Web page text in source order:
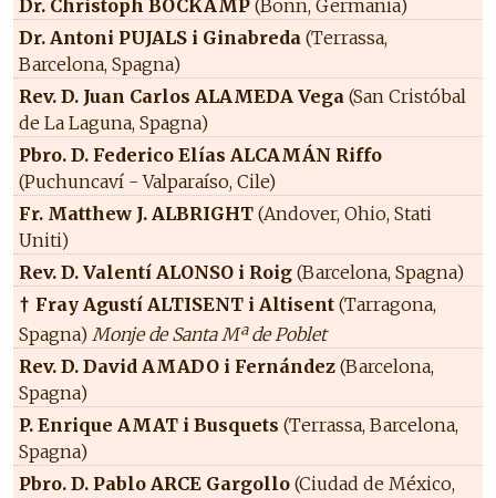
Dr. Christoph BOCKAMP (Bonn, Germania)
Dr. Antoni PUJALS i Ginabreda (Terrassa,
Barcelona, Spagna)
Rev. D. Juan Carlos ALAMEDA Vega (San Cristóbal
de La Laguna, Spagna)
Pbro. D. Federico Elías ALCAMÁN Riffo
(Puchuncaví - Valparaíso, Cile)
Fr. Matthew J. ALBRIGHT (Andover, Ohio, Stati
Uniti)
Rev. D. Valentí ALONSO i Roig (Barcelona, Spagna)
† Fray Agustí ALTISENT i Altisent (Tarragona,
Spagna) Monje de Santa Mª de Poblet
Rev. D. David AMADO i Fernández (Barcelona,
Spagna)
P. Enrique AMAT i Busquets (Terrassa, Barcelona,
Spagna)
Pbro. D. Pablo ARCE Gargollo (Ciudad de México,